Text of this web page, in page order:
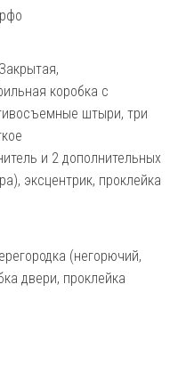
коробка с
штыри, три
и 2 дополнительных
эксцентрик, проклейка
(негорючий,
двери, проклейка